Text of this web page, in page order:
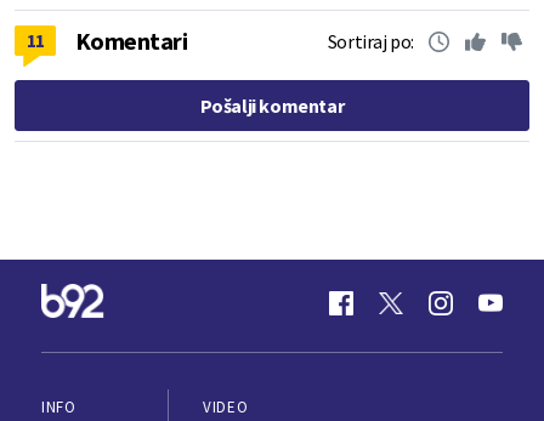
11 Komentari Sortiraj po:
Pošalji komentar
INFO
VIDEO